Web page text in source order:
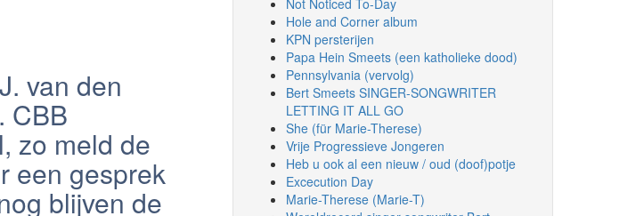
van den
CBB
zo meld de
een gesprek
blijven de
Not Noticed To-Day
Hole and Corner album
KPN persterijen
Papa Hein Smeets (een katholieke dood)
Pennsylvania (vervolg)
Bert Smeets SINGER-SONGWRITER
LETTING IT ALL GO
She (für Marie-Therese)
Vrije Progressieve Jongeren
Heb u ook al een nieuw / oud (doof)potje
Excecution Day
Marie-Therese (Marie-T)